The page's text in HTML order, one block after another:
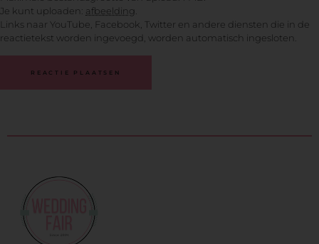
Je kunt uploaden: afbeelding.
Links naar YouTube, Facebook, Twitter en andere diensten die in de
reactietekst worden ingevoegd, worden automatisch ingesloten.